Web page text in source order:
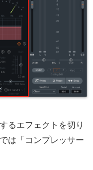
るエフェクトを切り
は「コンプレッサー